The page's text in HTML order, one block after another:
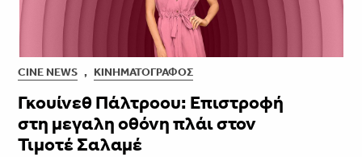
CINE NEWS , ΚΙΝΗΜΑΤΟΓΡΆΦΟΣ
Γκουίνεθ Πάλτροου: Επιστροφή
στη μεγαλη οθόνη πλάι στον
Τιμοτέ Σαλαμέ